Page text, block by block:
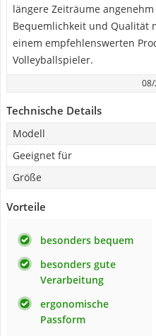
längere Zeiträume
Bequemlichkeit und Qualität
einem empfehlenswerten
Volleyballspieler.
Technische Details
Modell
Geeignet für
Größe
Vorteile
besonders bequem
besonders gute
Verarbeitung
ergonomische
Passform